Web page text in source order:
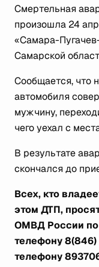
Смертельная
произошла 24
«Самара-
Самарской
Сообщается, что
автомобиля
мужчину,
чего уехал с
В результате
скончался до
Всех, кто
этом ДТП,
ОМВД России по
телефону
телефону